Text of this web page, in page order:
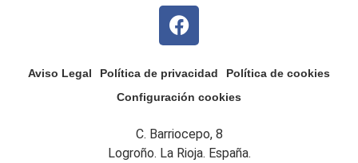
Aviso Legal Política de privacidad
Política de cookies
Configuración cookies
C. Barriocepo, 8
Logroño. La Rioja. España.